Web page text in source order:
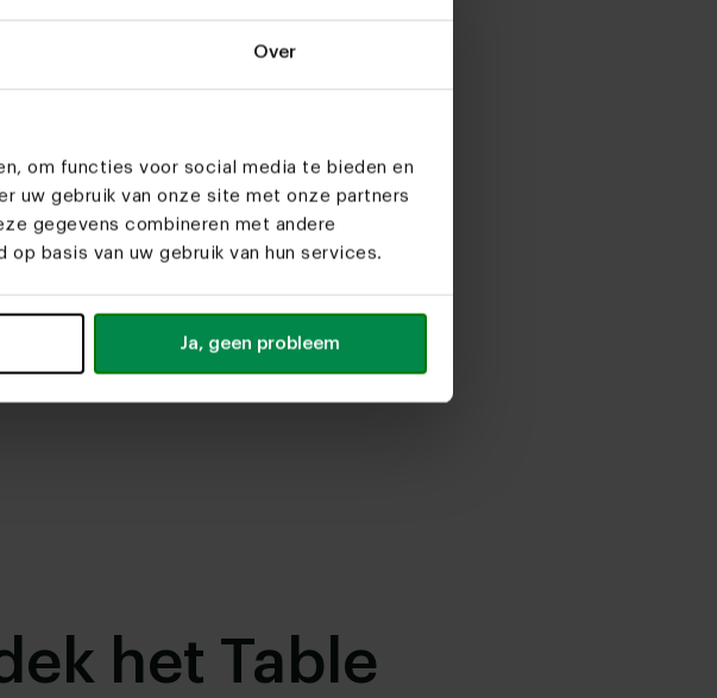
Over
om functies voor social media te bieden en
uw gebruik van onze site met onze partners
gegevens combineren met andere
basis van uw gebruik van hun services.
Ja, geen probleem
het Table